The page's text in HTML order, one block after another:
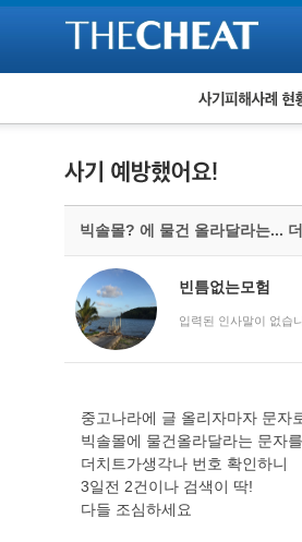
피해사례 현황
게임 · 비실물 피해
보이스피싱 피해
유해사이트 목록
비공개 피해사례
워킹홀리데이 피
빅솔몰? 에 물건 올라달라는...
빈틈없는모험
입력된 인사말이 없습
중고나라에 글 올리자마자 문자
빅솔몰에 물건올라달라는 문자
더치트가생각나 번호 확인하니
3일전 2건이나 검색이 딱!
다들 조심하세요